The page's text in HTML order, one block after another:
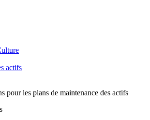
actifs
pour les plans de maintenance des actifs